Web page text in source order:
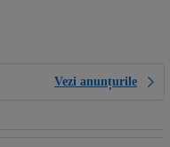
Vezi anunțurile